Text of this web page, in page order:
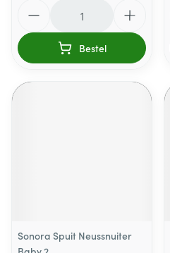
Bestel
Sonora Spuit Neussnuiter